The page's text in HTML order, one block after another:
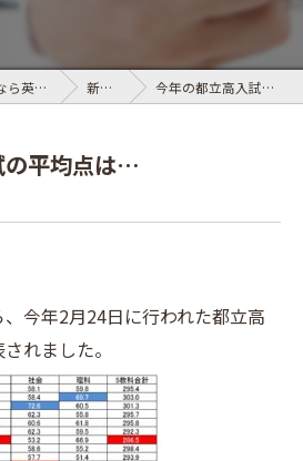
梅島の完全個別指導塾なら英才個別学院 梅島校 新着情報 今年の都立高入試の平均点は…
の平均点は…
今年2月24日に行われた都立高
れました。